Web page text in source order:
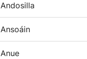
Andosilla
Ansoáin
Anue